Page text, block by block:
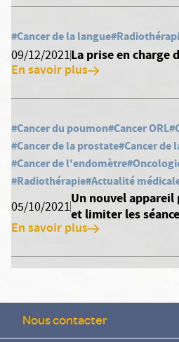
#Cancer de la langue
09/12/2021La prise en charge
En savoir plus
#Cancer du poumon#Cancer ORL
#Cancer de la prostate#Cancer de
#Cancer de l'endomètre
#Radiothérapie#Actualité
05/10/2021
Un nouvel appareil
et limiter les
En savoir plus
Nous contacter